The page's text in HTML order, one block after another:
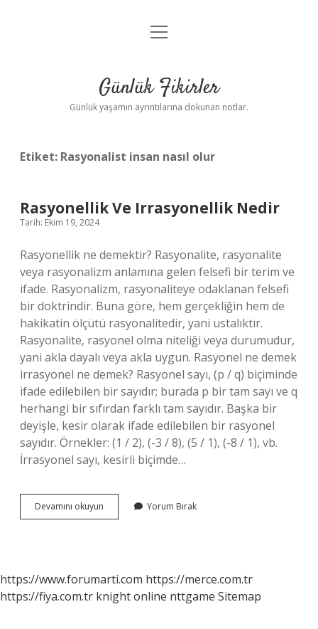
Anasayfa
Yasal Uyarı
menüyü
Günlük Fikirler
Günlük yaşamın ayrıntılarına dokunan notlar.
Etiket: Rasyonalist insan nasıl olur
Rasyonellik Ve Irrasyonellik Nedir
Tarih: Ekim 19, 2024
Rasyonellik ne demektir? Rasyonalite, rasyonalite
veya rasyonalizm anlamına gelen felsefi bir terim ve
ifade. Rasyonalizm, rasyonaliteye odaklanan felsefi
bir doktrindir. Buna göre, hem gerçekliğin hem de
hakikatin ölçütü rasyonalitedir, yani ustalıktır.
Rasyonalite, rasyonel olma niteliği veya durumudur,
yani akla dayalı veya akla uygun. Rasyonel ne demek
irrasyonel ne demek? Rasyonel sayı, (p / q) biçiminde
ifade edilebilen bir sayıdır; burada p bir tam sayı ve q
herhangi bir sıfırdan farklı tam sayıdır. Başka bir
deyişle, kesir olarak ifade edilebilen bir rasyonel
sayıdır. Örnekler: (1 / 2), (-3 / 8), (5 / 1), (-8 / 1), vb.
İrrasyonel sayı, kesirli biçimde…
Devamını okuyun Rasyonellik
Ve
Yorum Bırak
https://www.forumarti.com https://merce.com.tr
https://fiya.com.tr knight online nttgame Sitemap